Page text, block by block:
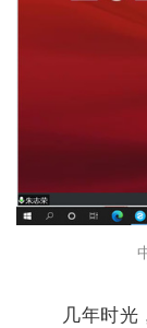
几年时光